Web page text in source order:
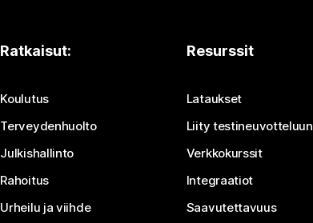
Ratkaisut:
Koulutus
Terveydenhuolto
Julkishallinto
Rahoitus
Urheilu ja viihde
Resurssit
Lataukset
Liity testineuvotteluun
Verkkokurssit
Integraatiot
Saavutettavuus